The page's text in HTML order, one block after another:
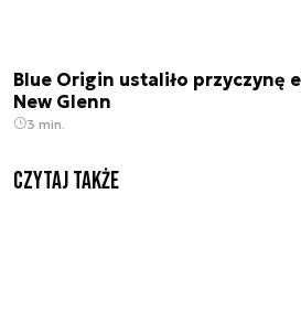
Blue Origin ustaliło przyczynę
New Glenn
3 min.
Czytaj także